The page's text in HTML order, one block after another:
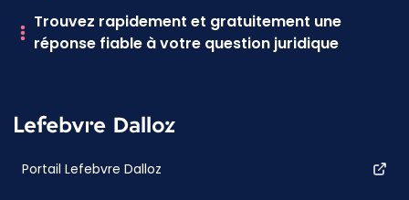
Trouvez rapidement et gratuitement une
réponse fiable à votre question juridique
Portail Lefebvre Dalloz